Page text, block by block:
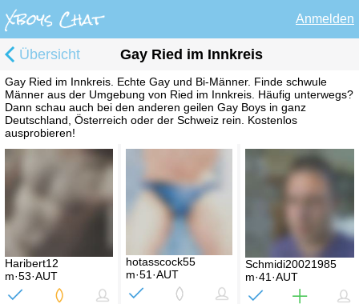
Anmelden
Übersicht Gay Ried im Innkreis
Gay Ried im Innkreis. Echte Gay und Bi-Männer. Finde schwule
Männer aus der Umgebung von Ried im Innkreis. Häufig unterwegs?
Dann schau auch bei den anderen geilen Gay Boys in ganz
Deutschland, Österreich oder der Schweiz rein. Kostenlos
ausprobieren!
Haribert12
m·53·AUT
hotasscock55
m·51·AUT
Schmidi20021985
m·41·AUT